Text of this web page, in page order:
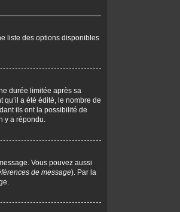
liste des options disponibles
durée limitée après sa
a été édité, le nombre de
ils ont la possibilité de
y a répondu.
Vous pouvez aussi
de message). Par la